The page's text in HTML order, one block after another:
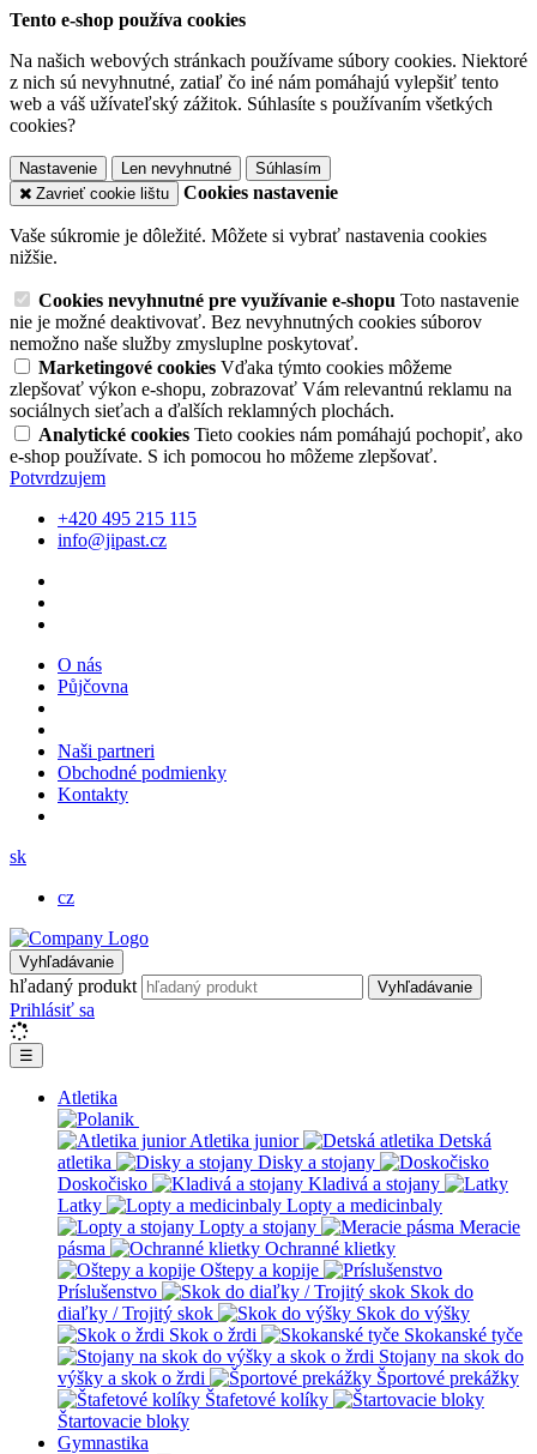
Tento e-shop používa cookies
Na našich webových stránkach používame súbory cookies. Niektoré
z nich sú nevyhnutné, zatiaľ čo iné nám pomáhajú vylepšiť tento
web a váš užívateľský zážitok. Súhlasíte s používaním všetkých
cookies?
Nastavenie Len nevyhnutné
Súhlasím
Zavrieť cookie lištu
Cookies nastavenie
Vaše súkromie je dôležité. Môžete si vybrať nastavenia cookies
nižšie.
Cookies nevyhnutné pre využívanie e-shopu Toto nastavenie
nie je možné deaktivovať. Bez nevyhnutných cookies súborov
nemožno naše služby zmysluplne poskytovať.
Marketingové cookies Vďaka týmto cookies môžeme
zlepšovať výkon e-shopu, zobrazovať Vám relevantnú reklamu na
sociálnych sieťach a ďalších reklamných plochách.
Analytické cookies Tieto cookies nám pomáhajú pochopiť, ako
e-shop používate. S ich pomocou ho môžeme zlepšovať.
Potvrdzujem
+420 495 215 115
info@jipast.cz
O nás
Půjčovna
Naši partneri
Obchodné podmienky
Kontakty
sk
cz
Vyhľadávanie
hľadaný produkt Vyhľadávanie
Prihlásiť sa
☰
Atletika
Atletika junior
Detská
atletika
Disky a stojany
Doskočisko
Kladivá a stojany
Latky
Lopty a medicinbaly
Lopty a stojany
Meracie
pásma
Ochranné klietky
Oštepy a kopije
Príslušenstvo
Skok do
diaľky / Trojitý skok
Skok do výšky
Skok o žrdi
Skokanské tyče
Stojany na skok do
výšky a skok o žrdi
Športové prekážky
Štafetové kolíky
Štartovacie bloky
Gymnastika